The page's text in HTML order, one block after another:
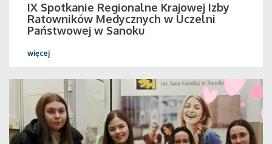
IX Spotkanie Regionalne Krajowej Izby
Ratowników Medycznych w Uczelni
Państwowej w Sanoku
więcej